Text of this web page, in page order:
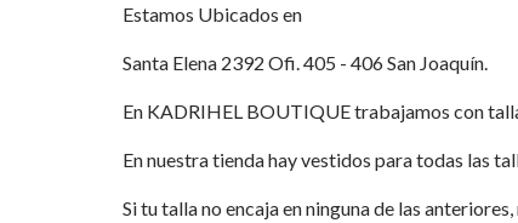
Estamos Ubicados en
Santa Elena 2392 Ofi. 405 - 406 San Joaquín.
En KADRIHEL BOUTIQUE trabajamos con
En nuestra tienda hay vestidos para todas las
Si tu talla no encaja en ninguna de las